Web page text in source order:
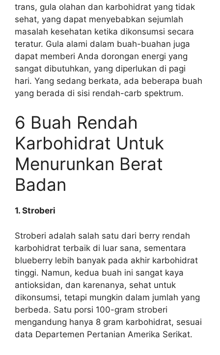
trans, gula olahan dan karbohidrat yang tidak
sehat, yang dapat menyebabkan sejumlah
masalah kesehatan ketika dikonsumsi secara
teratur. Gula alami dalam buah-buahan juga
dapat memberi Anda dorongan energi yang
sangat dibutuhkan, yang diperlukan di pagi
hari. Yang sedang berkata, ada beberapa buah
yang berada di sisi rendah-carb spektrum.
6 Buah Rendah
Karbohidrat Untuk
Menurunkan Berat
Badan
1. Stroberi
Stroberi adalah salah satu dari berry rendah
karbohidrat terbaik di luar sana, sementara
blueberry lebih banyak pada akhir karbohidrat
tinggi. Namun, kedua buah ini sangat kaya
antioksidan, dan karenanya, sehat untuk
dikonsumsi, tetapi mungkin dalam jumlah yang
berbeda. Satu porsi 100-gram stroberi
mengandung hanya 8 gram karbohidrat, sesuai
data Departemen Pertanian Amerika Serikat.